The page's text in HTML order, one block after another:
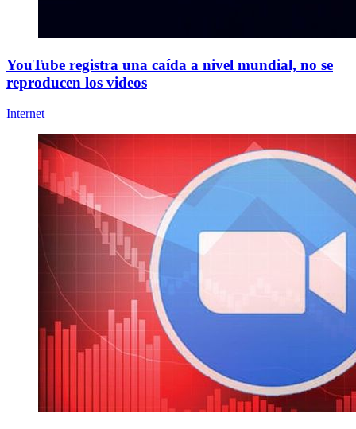
YouTube registra una caída a nivel mundial, no se
reproducen los videos
Internet